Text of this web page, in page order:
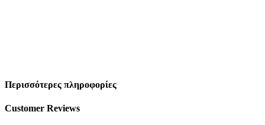
Περισσότερες πληροφορίες
Customer Reviews